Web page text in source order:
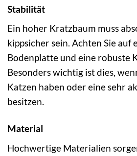
Stabilität
Ein hoher Kratzbaum muss
kippsicher sein. Achten Sie auf
Bodenplatte und eine robuste
Besonders wichtig ist dies,
Katzen haben oder eine sehr
besitzen.
Material
Hochwertige Materialien